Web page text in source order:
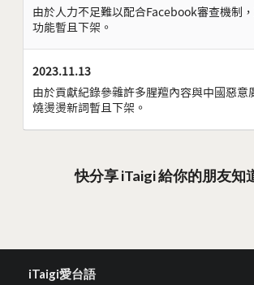
由於人力不足難以配合Facebook審查機制
功能暫且下架。
2023.11.13
由於貢獻紀錄參雜許多腥羶內容與中國惡意
燒燙燙新詞暫且下架。
快分享 iTaigi 給你的朋友知
iTaigi愛台語